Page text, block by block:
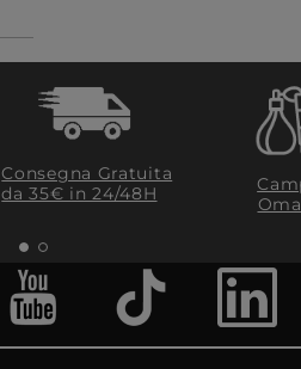
Consegna Gratuita
da 35€​ in 24/48H